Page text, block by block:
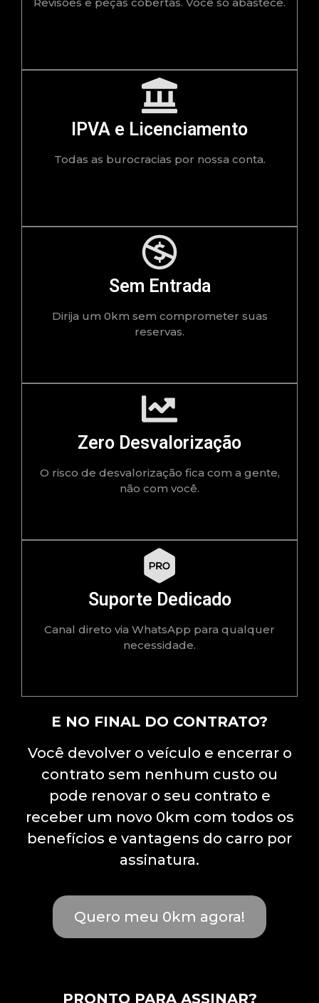
IPVA e Licenciamento
Todas as burocracias por nossa conta.
Sem Entrada
Dirija um 0km sem comprometer suas
reservas.
Zero Desvalorização
O risco de desvalorização fica com a gente,
não com você.
Suporte Dedicado
Canal direto via WhatsApp para qualquer
necessidade.
E NO FINAL DO CONTRATO?
Você devolver o veículo e encerrar o
contrato sem nenhum custo ou
pode renovar o seu contrato e
receber um novo 0km com todos os
benefícios e vantagens do carro por
assinatura.
Quero meu 0km agora!
PRONTO PARA ASSINAR?